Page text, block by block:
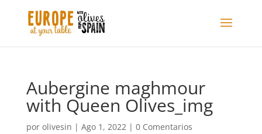
Aubergine maghmour
with Queen Olives_img
por olivesin | Ago 1, 2022| 0 Comentarios